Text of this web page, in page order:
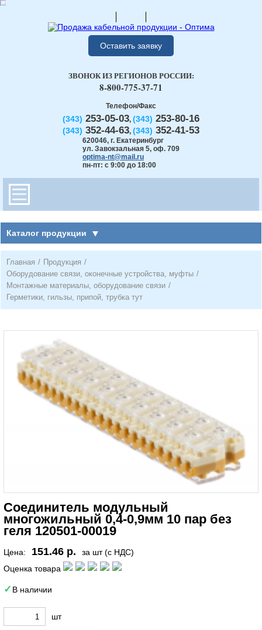
Оставить заявку
Телефон/Факс
(343) 253-05-03, (343) 253-80-16
(343) 352-44-63, (343) 352-41-53
620046, г. Екатеринбург
ул. Завокзальная 5, оф. 709
optima-nt@mail.ru
пн-пт: с 9:00 до 18:00
ЗВОНОК ИЗ РЕГИОНОВ РОССИИ:
8-800-775-37-71
Каталог продукции
Главная / Продукция /
Оборудование связи, оконечные устройства, муфты /
Монтажные материалы, оборудование связи /
Герметики, гильзы, припой, трубка тут
Соединитель модульный
многожильный 0,4-0,9мм 10 пар без
геля 120501-00019
Цена: 151.46 р.
за шт (с НДС)
Оценка товара
В наличии
шт